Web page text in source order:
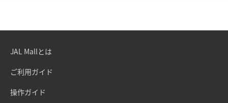
JAL Mallとは
ご利用ガイド
操作ガイド